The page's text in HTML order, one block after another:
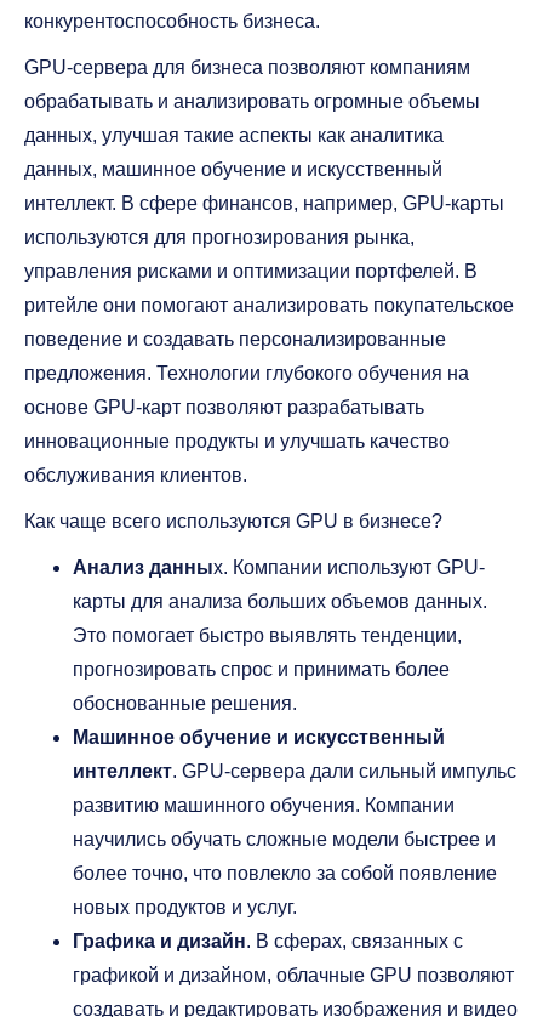
конкурентоспособность бизнеса.
GPU-сервера для бизнеса позволяют компаниям
обрабатывать и анализировать огромные объемы
данных, улучшая такие аспекты как аналитика
данных, машинное обучение и искусственный
интеллект. В сфере финансов, например, GPU-карты
используются для прогнозирования рынка,
управления рисками и оптимизации портфелей. В
ритейле они помогают анализировать покупательское
поведение и создавать персонализированные
предложения. Технологии глубокого обучения на
основе GPU-карт позволяют разрабатывать
инновационные продукты и улучшать качество
обслуживания клиентов.
Как чаще всего используются GPU в бизнесе?
Анализ данных. Компании используют GPU-
карты для анализа больших объемов данных.
Это помогает быстро выявлять тенденции,
прогнозировать спрос и принимать более
обоснованные решения.
Машинное обучение и искусственный
интеллект. GPU-сервера дали сильный импульс
развитию машинного обучения. Компании
научились обучать сложные модели быстрее и
более точно, что повлекло за собой появление
новых продуктов и услуг.
Графика и дизайн. В сферах, связанных с
графикой и дизайном, облачные GPU позволяют
создавать и редактировать изображения и видео